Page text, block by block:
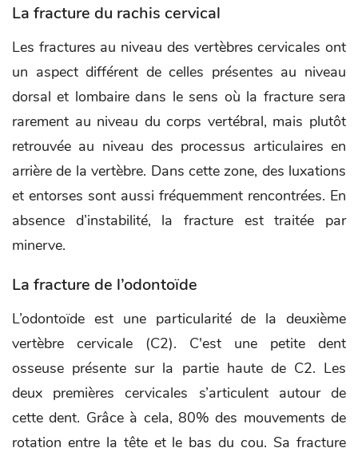
La fracture du rachis cervical
Les fractures au niveau des vertèbres cervicales ont
un aspect différent de celles présentes au niveau
dorsal et lombaire dans le sens où la fracture sera
rarement au niveau du corps vertébral, mais plutôt
retrouvée au niveau des processus articulaires en
arrière de la vertèbre. Dans cette zone, des luxations
et entorses sont aussi fréquemment rencontrées. En
absence d’instabilité, la fracture est traitée par
minerve.
La fracture de l’odontoïde
L’odontoïde est une particularité de la deuxième
vertèbre cervicale (C2). C'est une petite dent
osseuse présente sur la partie haute de C2. Les
deux premières cervicales s’articulent autour de
cette dent. Grâce à cela, 80% des mouvements de
rotation entre la tête et le bas du cou. Sa fracture